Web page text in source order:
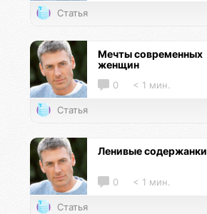
Статья
Мечты современных
женщин
0 < 1 мин.
Статья
Ленивые содержанки
0 < 1 мин.
Статья